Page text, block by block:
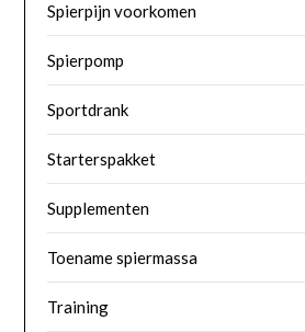
Spierpijn voorkomen
Spierpomp
Sportdrank
Starterspakket
Supplementen
Toename spiermassa
Training